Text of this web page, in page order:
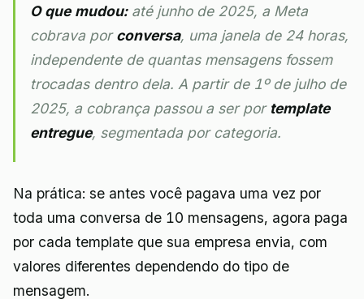
O que mudou:até junho de 2025, a Meta
cobrava porconversa, uma janela de 24 horas,
independente de quantas mensagens fossem
trocadas dentro dela. A partir de 1º de julho de
2025, a cobrança passou a ser por template
entregue, segmentada por categoria.
Na prática: se antes você pagava uma vez por
toda uma conversa de 10 mensagens, agora paga
por cada template que sua empresa envia, com
valores diferentes dependendo do tipo de
mensagem.